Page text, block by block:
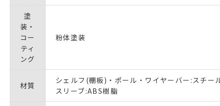
塗
装・
コー
ティ
ング
粉体塗装
材質
シェルフ(棚板)・ポール・ワイヤーバー:スチー
スリーブ:ABS樹脂